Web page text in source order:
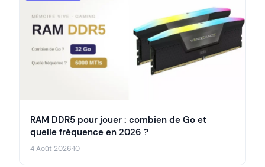
RAM DDR5 pour jouer : combien de Go et
quelle fréquence en 2026 ?
4 Août 2026·10